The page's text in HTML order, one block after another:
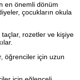
en önemli dönüm
çocukların okula
taçlar, rozetler ve kişiye
öğrenciler için uzun